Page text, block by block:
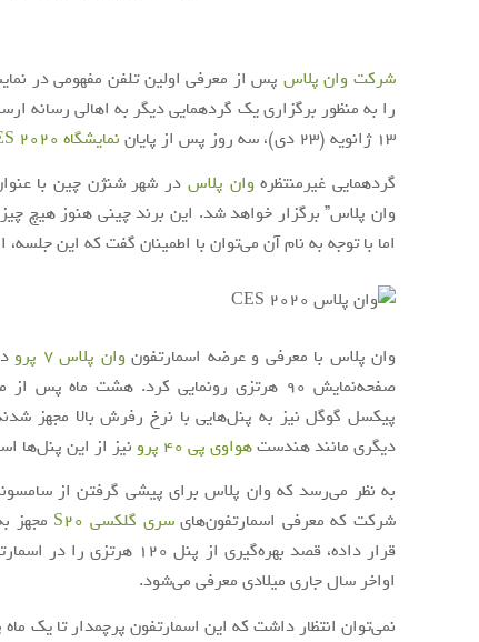
شرکت وان پلاس
را به منظور برگزاری یک گردهمایی دیگر به اهالی رسانه
13 ژانویه (23 دی)، سه روز پس از پایان
نمایشگاه CES 2020
گردهمایی غیرمنتظره وان پلاس
وان پلاس” برگزار خواهد شد. این برند چینی هنوز هیچ
اما با توجه به نام آن می‌توان با اطمینان گفت که این
وان پلاس با معرفی و عرضه اسمارتفون وان پلاس 7 پرو
صفحه‌نمایش 90 هرتزی رونمایی کرد. هشت
پیکسل گوگل نیز به پنل‌هایی با نرخ رفرش بالا مجهز
دیگری مانند هندستهواوی پی 40 پرو
نیز از این پنل‌ها
به نظر می‌رسد که وان پلاس برای پیشی گرفتن از
شرکت که معرفی اسمارتفون‌هایسری گلکسی S20
قرار داده، قصد بهره‌گیری از پنل 120 هرتزی را در اسمارتفون
اواخر سال جاری میلادی معرفی می‌شود.
نمی‌توان انتظار داشت که این اسمارتفون پرچمدار تا یک